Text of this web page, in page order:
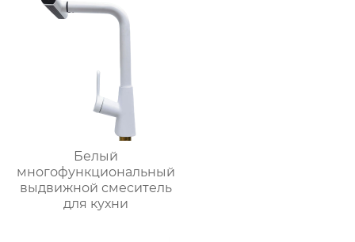
Белый
многофункциональный
выдвижной смеситель
для кухни